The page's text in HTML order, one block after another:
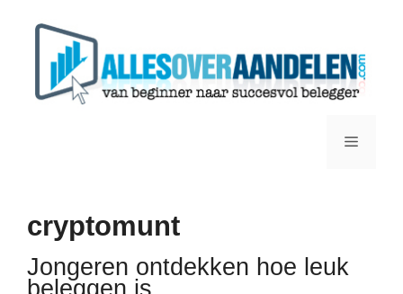
Menu
cryptomunt
Jongeren ontdekken hoe leuk